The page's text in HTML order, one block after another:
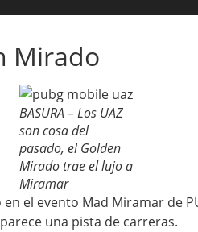
Mirado
BASURA – Los UAZ
son cosa del
pasado, el Golden
Mirado trae el lujo a
Miramar
el evento Mad Miramar de
una pista de carreras.